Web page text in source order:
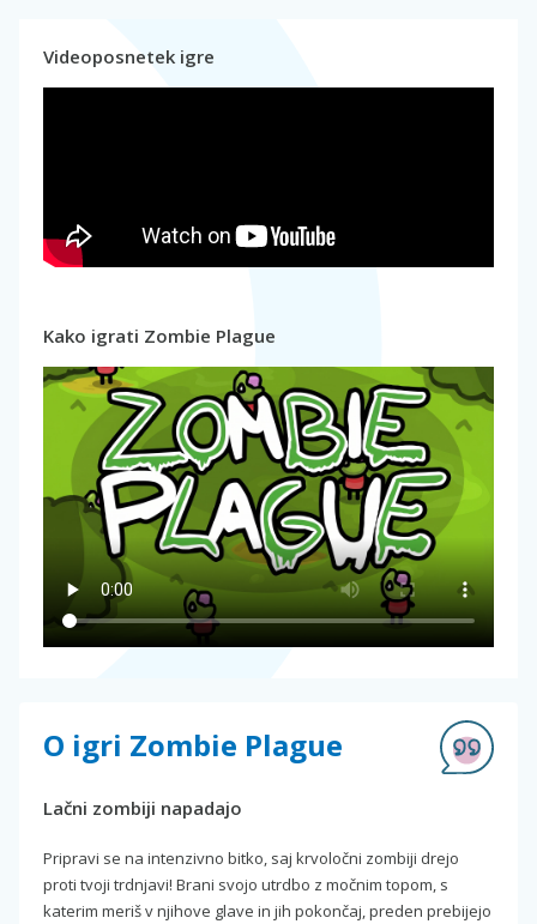
Videoposnetek igre
Kako igrati Zombie Plague
O igri Zombie Plague
Lačni zombiji napadajo
Pripravi se na intenzivno bitko, saj krvoločni zombiji drejo
proti tvoji trdnjavi! Brani svojo utrdbo z močnim topom, s
katerim meriš v njihove glave in jih pokončaj, preden prebijejo